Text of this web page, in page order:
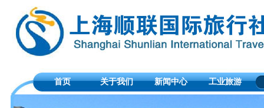
首页 关于我们 新闻中心 工业旅游